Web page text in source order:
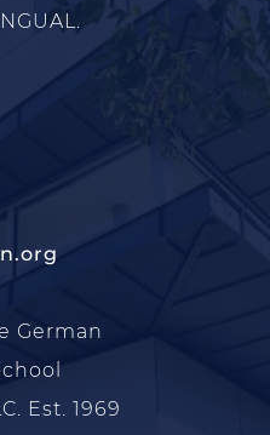
German
Est. 1969